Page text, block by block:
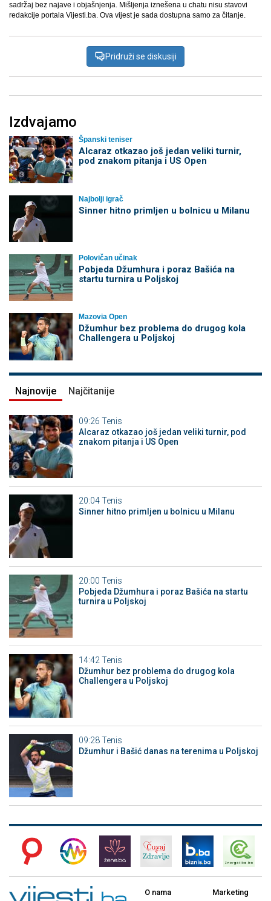
sadržaj bez najave i objašnjenja. Mišljenja iznešena u chatu nisu stavovi
redakcije portala Vijesti.ba. Ova vijest je sada dostupna samo za čitanje.
Pridruži se diskusiji
Izdvajamo
Španski teniser
Alcaraz otkazao još jedan veliki turnir,
pod znakom pitanja i US Open
Najbolji igrač
Sinner hitno primljen u bolnicu u Milanu
Polovičan učinak
Pobjeda Džumhura i poraz Bašića na
startu turnira u Poljskoj
Mazovia Open
Džumhur bez problema do drugog kola
Challengera u Poljskoj
Najnovije Najčitanije
09:26 Tenis
Alcaraz otkazao još jedan veliki turnir, pod
znakom pitanja i US Open
20:04Tenis
Sinner hitno primljen u bolnicu u Milanu
20:00 Tenis
Pobjeda Džumhura i poraz Bašića na startu
turnira u Poljskoj
14:42 Tenis
Džumhur bez problema do drugog kola
Challengera u Poljskoj
09:28Tenis
Džumhur i Bašić danas na terenima u Poljskoj
O nama Marketing